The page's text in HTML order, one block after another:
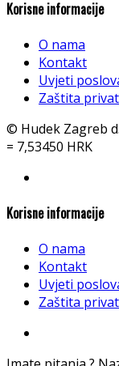
Korisne informacije
O nama
Kontakt
Uvjeti
Zaštita
© Hudek Zagreb
= 7,53450 HRK
Korisne informacije
O nama
Kontakt
Uvjeti
Zaštita